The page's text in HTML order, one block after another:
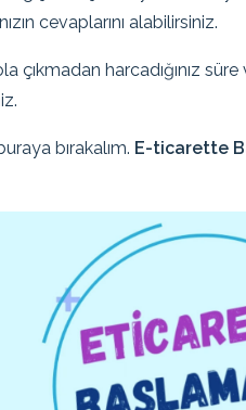
cevaplarını alabilirsiniz.
çıkmadan harcadığınız
bırakalım. E-ticarette